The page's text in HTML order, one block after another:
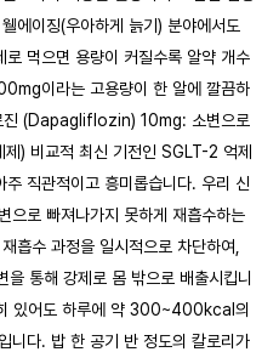
에이징(우아하게 늙기) 분야에서도
먹으면 용량이 커질수록 알약 개수
이라는 고용량이 한 알에 깔끔하
진 (Dapagliflozin) 10mg: 소변으로
) 비교적 최신 기전인 SGLT-2 억제
직관적이고 흥미롭습니다. 우리 신
으로 빠져나가지 못하게 재흡수하는
흡수 과정을 일시적으로 차단하여,
통해 강제로 몸 밖으로 배출시킵니
있어도 하루에 약 300~400kcal의
니다. 밥 한 공기 반 정도의 칼로리가